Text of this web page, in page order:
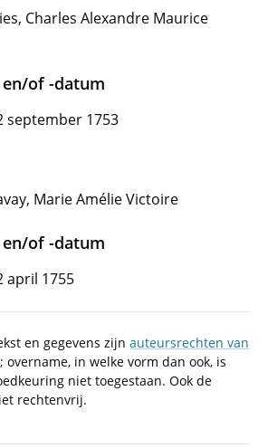
Charles Alexandre Maurice
of -datum
september 1753
Marie Amélie Victoire
of -datum
april 1755
en gegevens zijn auteursrechten van
overname, in welke vorm dan ook, is
niet toegestaan. Ook de
rechtenvrij.